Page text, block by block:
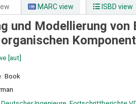
MARC view ISBD view
und Modellierung
[aut]
Book